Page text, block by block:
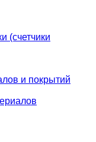
(счетчики
и покрытий